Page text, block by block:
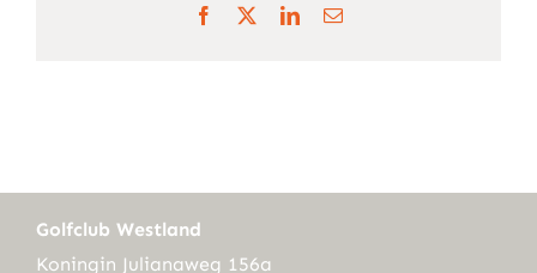
Facebook LinkedIn
E-
Golfclub Westland
Koningin Julianaweg 156a